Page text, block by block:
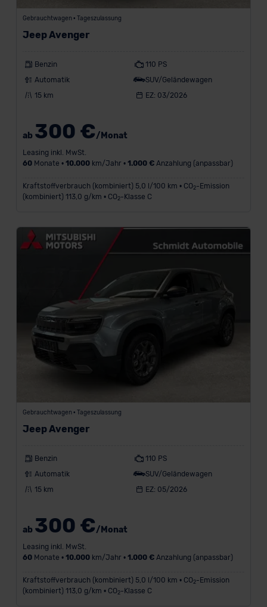
Gebrauchtwagen • Tageszulassung
Jeep Avenger
Benzin
110 PS
Automatik
SUV/Geländewagen
15 km
EZ: 03/2026
ab 300 €/Monat
Leasing inkl. MwSt.
60Monate • 10.000km/Jahr • 1.000 €Anzahlung (anpassbar)
Kraftstoffverbrauch (kombiniert) 5,0 l/100 km • CO2-Emission
(kombiniert) 113,0 g/km • CO2-Klasse C
Gebrauchtwagen • Tageszulassung
Jeep Avenger
Benzin
110 PS
Automatik
SUV/Geländewagen
15 km
EZ: 05/2026
ab 300 €/Monat
Leasing inkl. MwSt.
60Monate • 10.000km/Jahr • 1.000 €Anzahlung (anpassbar)
Kraftstoffverbrauch (kombiniert) 5,0 l/100 km • CO2-Emission
(kombiniert) 113,0 g/km • CO2-Klasse C